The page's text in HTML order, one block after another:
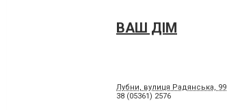
ВАШ ДІМ
Лубни, вулиця Радянська, 99
38 (05361) 2576